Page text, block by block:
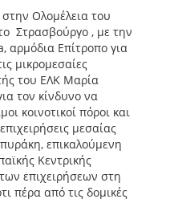
Ολομέλεια του
Στρασβούργο , με την
αρμόδια Επίτροπο για
μικρομεσαίες
του ΕΛΚ Μαρία
τον κίνδυνο να
κοινοτικοί πόροι και
μεσαίας
επικαλούμενη
Κεντρικής
επιχειρήσεων στη
πέρα από τις δομικές